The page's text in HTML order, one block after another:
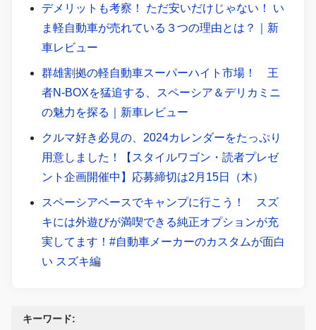
デメリットも考察！ ただ安いだけじゃない！ い
ま軽自動車が売れている３つの理由とは？｜新
車レビュー
群雄割拠の軽自動車スーパーハイト市場！ 王
者N-BOXを猛追する、スペーシア＆デリカミニ
の魅力を探る｜新車レビュー
クルマ好き必見の、2024カレンダーをたっぷり
用意しました！【スタイルワゴン・読者プレゼ
ント企画開催中】応募締切は2月15日（木）
スペーシアベースでキャンプに行こう！ スズ
キには外遊びが満喫できる純正オプションが充
実してます！#自動車メーカーのカスタムが面白
い スズキ編
キーワード: